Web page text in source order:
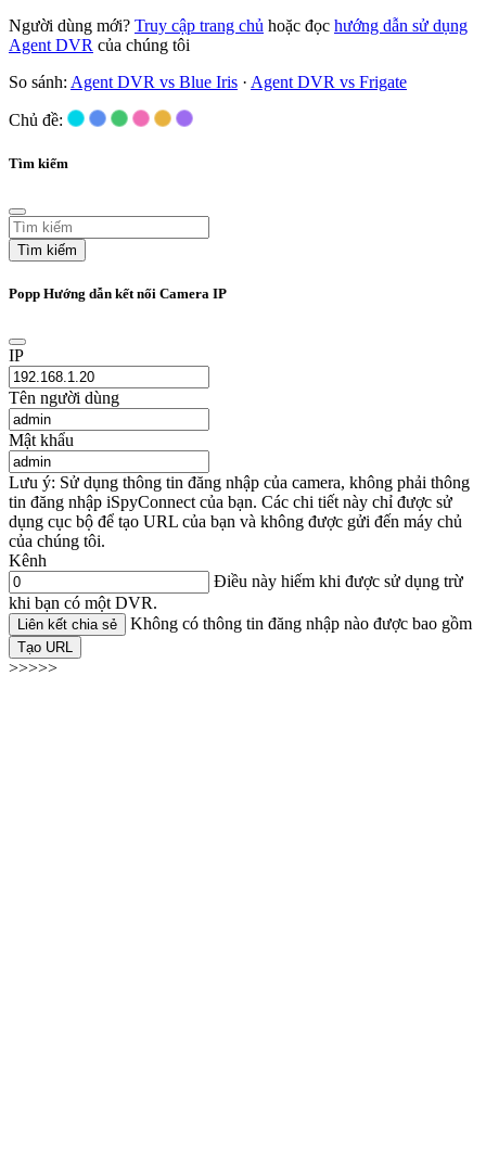
Người dùng mới? Truy cập trang chủ hoặc đọc hướng dẫn sử dụng
Agent DVR của chúng tôi
So sánh: Agent DVR vs Blue Iris · Agent DVR vs Frigate
Chủ đề:
Tìm kiếm
Tìm kiếm
Popp Hướng dẫn kết nối Camera IP
IP
Tên người dùng
Mật khẩu
Lưu ý: Sử dụng thông tin đăng nhập của camera, không phải thông
tin đăng nhập iSpyConnect của bạn. Các chi tiết này chỉ được sử
dụng cục bộ để tạo URL của bạn và không được gửi đến máy chủ
của chúng tôi.
Kênh
Điều này hiếm khi được sử dụng trừ
khi bạn có một DVR.
Liên kết chia sẻ Không có thông tin đăng nhập nào được bao gồm
Tạo URL
>>>>>